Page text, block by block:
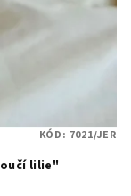
lilie"
KÓD: 7021/JER